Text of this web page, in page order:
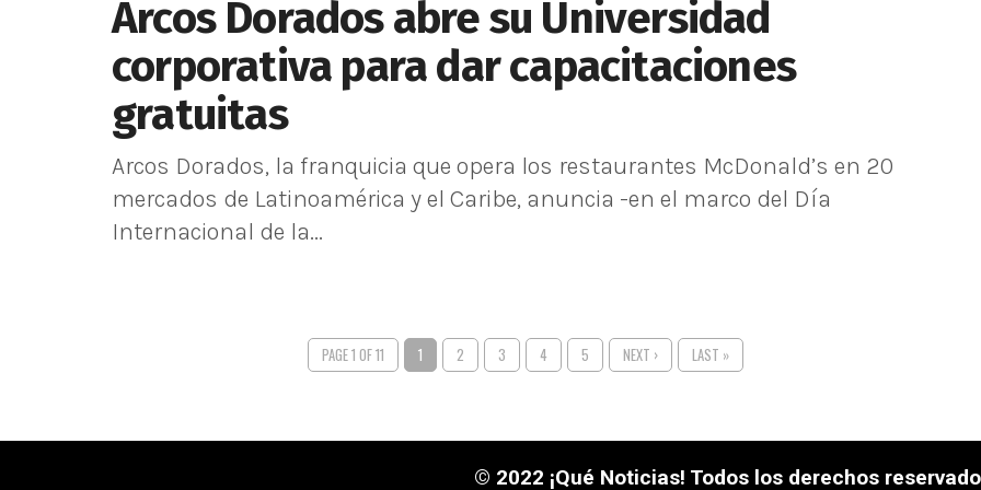
Arcos Dorados abre su Universidad
corporativa para dar capacitaciones
gratuitas
Arcos Dorados, la franquicia que opera los restaurantes McDonald’s en 20
mercados de Latinoamérica y el Caribe, anuncia -en el marco del Día
Internacional de la...
PAGE 1 OF 11 1 2 3 4 5 NEXT › LAST »
© 2022 ¡Qué Noticias! Todos los derechos